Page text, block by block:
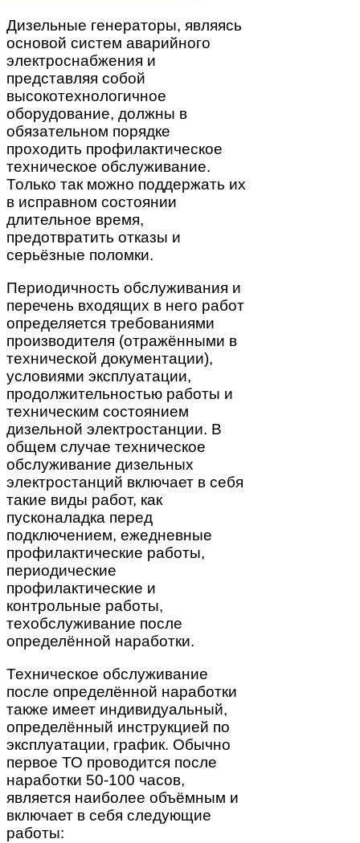
Дизельные генераторы, являясь
основой систем аварийного
электроснабжения и
представляя собой
высокотехнологичное
оборудование, должны в
обязательном порядке
проходить профилактическое
техническое обслуживание.
Только так можно поддержать их
в исправном состоянии
длительное время,
предотвратить отказы и
серьёзные поломки.
Периодичность обслуживания и
перечень входящих в него работ
определяется требованиями
производителя (отражёнными в
технической документации),
условиями эксплуатации,
продолжительностью работы и
техническим состоянием
дизельной электростанции. В
общем случае техническое
обслуживание дизельных
электростанций включает в себя
такие виды работ, как
пусконаладка перед
подключением, ежедневные
профилактические работы,
периодические
профилактические и
контрольные работы,
техобслуживание после
определённой наработки.
Техническое обслуживание
после определённой наработки
также имеет индивидуальный,
определённый инструкцией по
эксплуатации, график. Обычно
первое ТО проводится после
наработки 50-100 часов,
является наиболее объёмным и
включает в себя следующие
работы: